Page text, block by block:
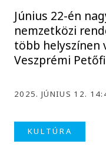
Június 22-én
nemzetközi
több helyszínen
Veszprémi
2025. JÚNIUS 12.
KULTÚRA